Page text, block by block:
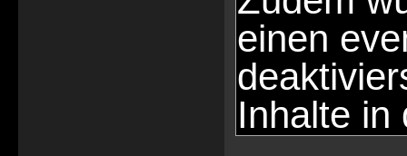
einen
Inhalte in